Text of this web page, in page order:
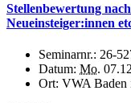
Stellenbewertung
Neueinsteiger:innen
Seminarnr.: 26-
Datum: Mo.
Ort: VWA Baden